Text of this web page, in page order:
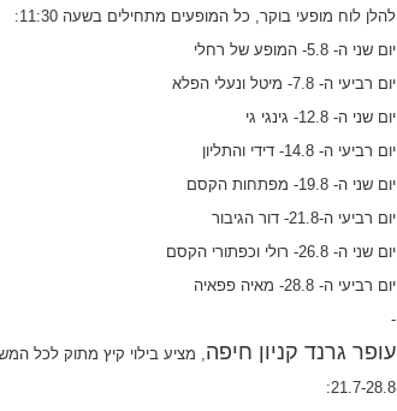
להלן לוח מופעי בוקר, כל המופעים מתחילים בשעה 11:30:
יום שני ה- 5.8- המופע של רחלי
יום רביעי ה- 7.8- מיטל ונעלי הפלא
יום שני ה- 12.8- גינגי גי
יום רביעי ה- 14.8- דידי והתליון
יום שני ה- 19.8- מפתחות הקסם
יום רביעי ה-21.8- דור הגיבור
יום שני ה- 26.8- רולי וכפתורי הקסם
יום רביעי ה- 28.8- מאיה פפאיה
-
עופר גרנד קניון חיפה, מציע בילוי קיץ מתוק לכל
21.7-28.8: